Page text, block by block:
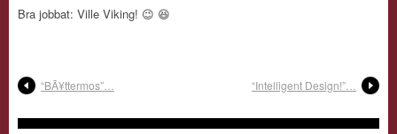
Bra jobbat: Ville Viking! 😉 😆
“BÃ¥ttermos”… “Intelligent Design!”…